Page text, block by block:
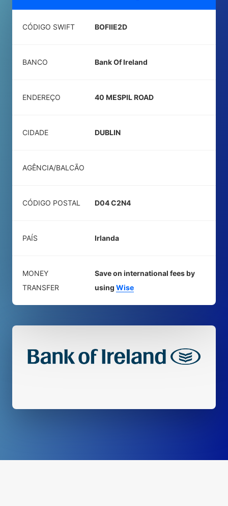
CÓDIGO SWIFT BOFIIE2D
BANCO Bank Of Ireland
ENDEREÇO 40 MESPIL ROAD
CIDADE DUBLIN
AGÊNCIA/BALCÃO
CÓDIGO POSTAL D04 C2N4
PAÍS Irlanda
MONEY
TRANSFER
Save on international fees by
using Wise